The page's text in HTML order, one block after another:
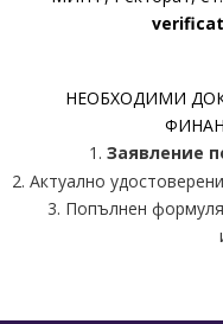
НЕОБХОДИМИ
1. Заявление
2. Актуално
3. Попълнен